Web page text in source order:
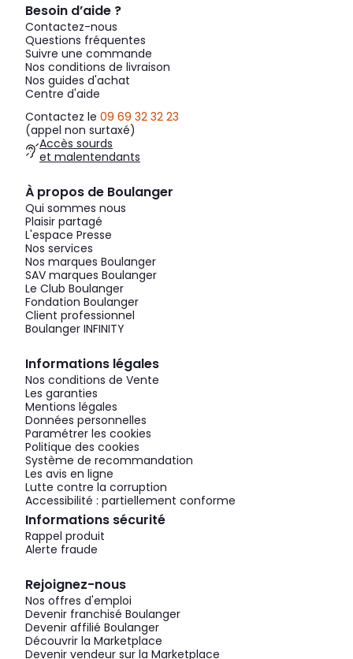
Besoin d’aide ?
Contactez-nous
Questions fréquentes
Suivre une commande
Nos conditions de livraison
Nos guides d'achat
Centre d'aide
Contactez le 09 69 32 32 23
(appel non surtaxé)
Accès sourds
et malentendants
À propos de Boulanger
Qui sommes nous
Plaisir partagé
L'espace Presse
Nos services
Nos marques Boulanger
SAV marques Boulanger
Le Club Boulanger
Fondation Boulanger
Client professionnel
Boulanger INFINITY
Informations légales
Nos conditions de Vente
Les garanties
Mentions légales
Données personnelles
Paramétrer les cookies
Politique des cookies
Système de recommandation
Les avis en ligne
Lutte contre la corruption
Accessibilité : partiellement conforme
Informations sécurité
Rappel produit
Alerte fraude
Rejoignez-nous
Nos offres d'emploi
Devenir franchisé Boulanger
Devenir affilié Boulanger
Découvrir la Marketplace
Devenir vendeur sur la Marketplace